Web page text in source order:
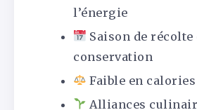
l’énergie
Saison de
conservation
Faible en
Alliances